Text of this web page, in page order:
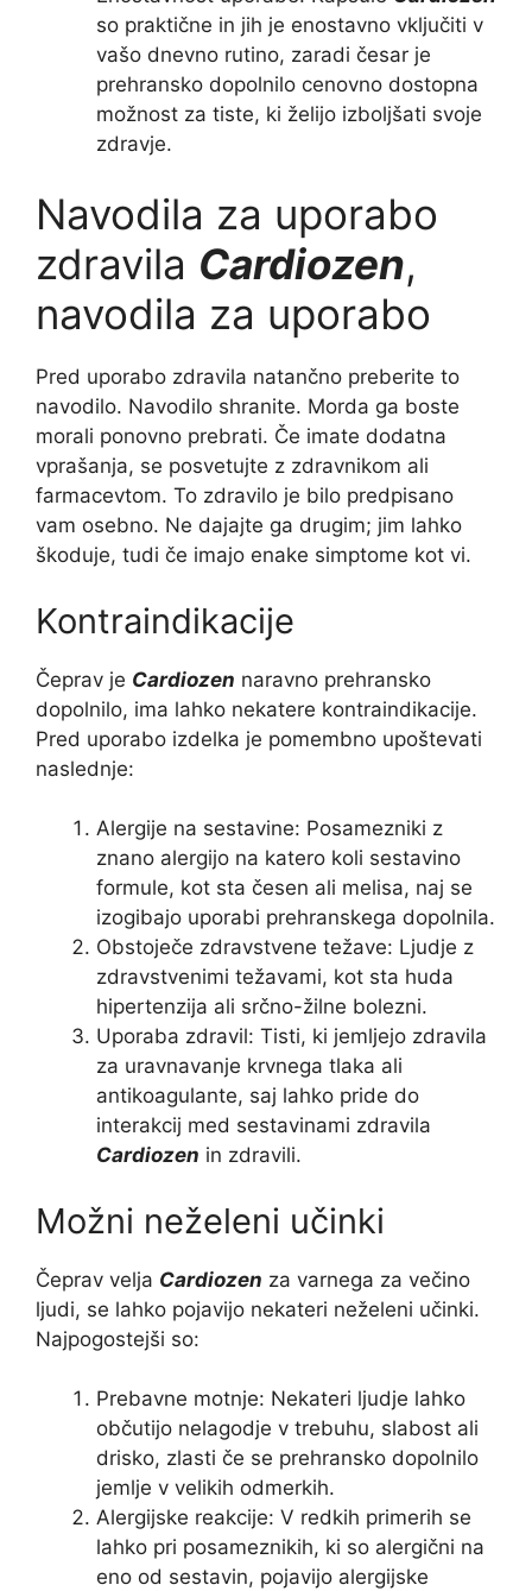
so praktične in jih je enostavno vključiti v
vašo dnevno rutino, zaradi česar je
prehransko dopolnilo cenovno dostopna
možnost za tiste, ki želijo izboljšati svoje
zdravje.
Navodila za uporabo
zdravila Cardiozen,
navodila za uporabo
Pred uporabo zdravila natančno preberite to
navodilo. Navodilo shranite. Morda ga boste
morali ponovno prebrati. Če imate dodatna
vprašanja, se posvetujte z zdravnikom ali
farmacevtom. To zdravilo je bilo predpisano
vam osebno. Ne dajajte ga drugim; jim lahko
škoduje, tudi če imajo enake simptome kot vi.
Kontraindikacije
Čeprav je Cardiozen naravno prehransko
dopolnilo, ima lahko nekatere kontraindikacije.
Pred uporabo izdelka je pomembno upoštevati
naslednje:
Alergije na sestavine: Posamezniki z
znano alergijo na katero koli sestavino
formule, kot sta česen ali melisa, naj se
izogibajo uporabi prehranskega dopolnila.
Obstoječe zdravstvene težave: Ljudje z
zdravstvenimi težavami, kot sta huda
hipertenzija ali srčno-žilne bolezni.
Uporaba zdravil: Tisti, ki jemljejo zdravila
za uravnavanje krvnega tlaka ali
antikoagulante, saj lahko pride do
interakcij med sestavinami zdravila
Cardiozen in zdravili.
Možni neželeni učinki
Čeprav velja Cardiozen za varnega za večino
ljudi, se lahko pojavijo nekateri neželeni učinki.
Najpogostejši so:
Prebavne motnje: Nekateri ljudje lahko
občutijo nelagodje v trebuhu, slabost ali
drisko, zlasti če se prehransko dopolnilo
jemlje v velikih odmerkih.
Alergijske reakcije: V redkih primerih se
lahko pri posameznikih, ki so alergični na
eno od sestavin, pojavijo alergijske